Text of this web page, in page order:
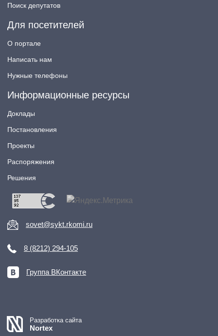
Поиск депутатов
Для посетителей
О портале
Написать нам
Нужные телефоны
Информационные ресурсы
Доклады
Постановления
Проекты
Распоряжения
Решения
sovet@sykt.rkomi.ru
8 (8212) 294-105
Группа ВКонтакте
Разработка сайта
Nortex